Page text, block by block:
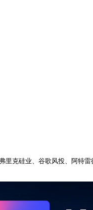
克硅业、谷歌风投、阿特